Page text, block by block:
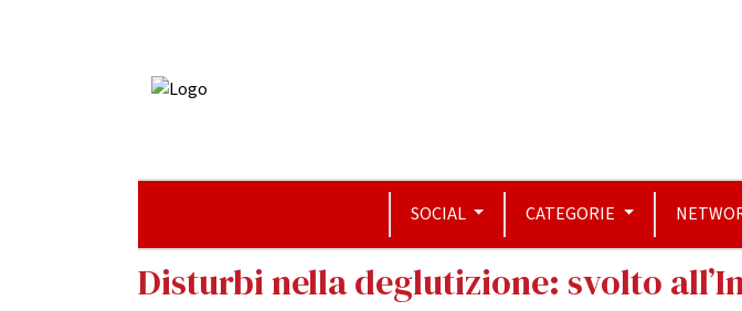
SOCIAL CATEGORIE
Disturbi nella deglutizione: svolto